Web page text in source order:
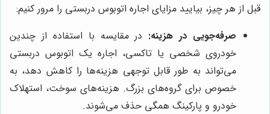
قبل از هر چیز، بیایید مزایای اجاره اتوبوس دربستی را مرور کنیم:
صرفه‌جویی در هزینه: در مقایسه با استفاده از چندین
خودروی شخصی یا تاکسی، اجاره یک اتوبوس دربستی
می‌تواند به طور قابل توجهی هزینه‌ها را کاهش دهد، به
خصوص برای گروه‌های بزرگ. هزینه‌های سوخت، استهلاک
خودرو و پارکینگ همگی حذف می‌شوند.